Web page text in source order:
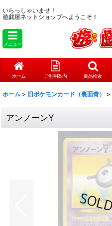
いらっしゃいませ！
遊戯屋ネットショップへようこそ！
メニュー
ホーム ご利用案内 商品検索
ホーム > 旧ポケモンカード（裏面青） >
アンノーンY